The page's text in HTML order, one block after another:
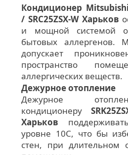
Кондиционер Mitsubishi
/ SRC25ZSX-W Харьков
и мощной системой
бытовых аллергенов.
допускает
пространство
аллергических веществ.
Дежурное отопление
Дежурное
кондиционеру
Харьков
уровне 10С, что бы
стен, при длительном